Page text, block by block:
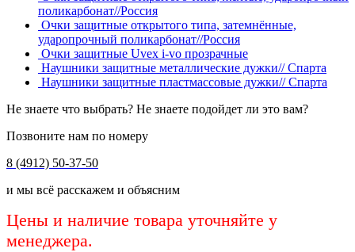
поликарбонат//Россия
Очки защитные открытого типа, затемнённые,
ударопрочный поликарбонат//Россия
Очки защитные Uvex i-vo прозрачные
Наушники защитные металлические дужки// Спарта
Наушники защитные пластмассовые дужки// Спарта
Не знаете что выбрать? Не знаете подойдет ли это вам?
Позвоните нам по номеру
8 (4912) 50-37-50
и мы всё расскажем и объясним
Цены и наличие товара уточняйте у
менеджера.